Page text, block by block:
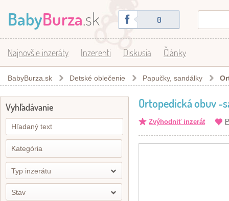
BabyBurza.sk 0
Najnovšie inzeráty Inzerenti Diskusia Články
BabyBurza.sk Detské oblečenie Papučky, sandálky
Vyhľadávanie
Typ inzerátu
Stav
Ortopedická obuv -
Zvýhodniť inzerát